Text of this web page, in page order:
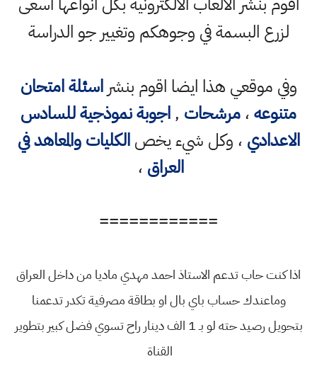
لزرع البسمة في وجوهكم وتغيير جو الدراسة
وفي موقعي هذا ايضا اقوم بنشراسئلة امتحان
متنوعه،مرشحات ,اجوبة نموذجية للسادس
الاعدادي ، وكل شيء يخصالكليات والمعاهد في
العراق ،
============
اذا كنت حاب تدعم الاستاذ احمد مهدي ماديا من داخل العراق
وماعندك حساب باي بال او بطاقة مصرفية تكدر تدعمنا
بتحويل رصيد حته لو بـ 1 الف دينار راح تسوي فضل كبير بتطوير
القناة